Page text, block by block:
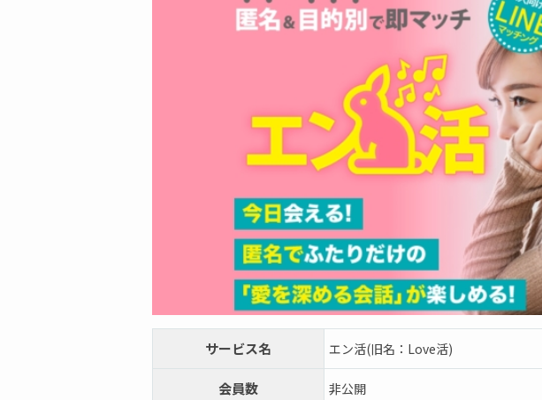
サービス名 エン活(旧名：Love活)
会員数 非公開